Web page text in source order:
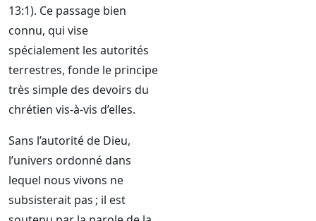
13:1). Ce passage bien
connu, qui vise
spécialement les autorités
terrestres, fonde le principe
très simple des devoirs du
chrétien vis-à-vis d’elles.
Sans l’autorité de Dieu,
l’univers ordonné dans
lequel nous vivons ne
subsisterait pas ; il est